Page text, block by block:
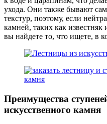
ухода. Они также бывают
текстур, поэтому, если
камней, таких как
вы найдете то, что ищете, в
Преимущества
искусственного камня